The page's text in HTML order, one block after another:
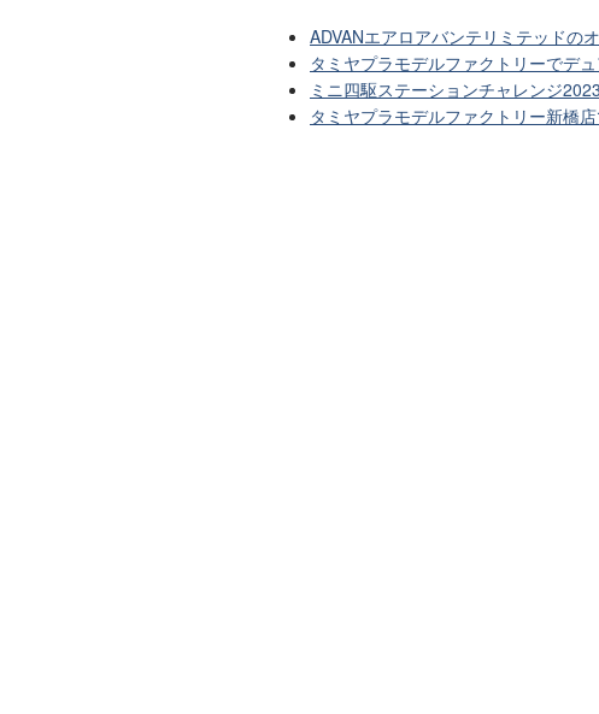
ADVANエアロアバンテリミテッドの
タミヤプラモデルファクトリーでデ
ミニ四駆ステーションチャレンジ
タミヤプラモデルファクトリー新橋